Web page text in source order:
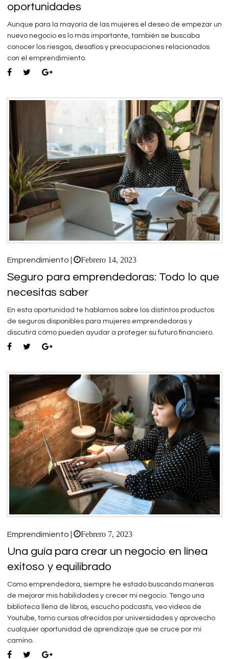
oportunidades
Aunque para la mayoría de las mujeres el deseo de empezar un
nuevo negocio es lo más importante, también se buscaba
conocer los riesgos, desafíos y preocupaciones relacionados
con el emprendimiento.
Emprendimiento | Febrero 14, 2023
Seguro para emprendedoras: Todo lo que
necesitas saber
En esta oportunidad te hablamos sobre los distintos productos
de seguros disponibles para mujeres emprendedoras y
discutirá cómo pueden ayudar a proteger su futuro financiero.
Emprendimiento | Febrero 7, 2023
Una guía para crear un negocio en línea
exitoso y equilibrado
Como emprendedora, siempre he estado buscando maneras
de mejorar mis habilidades y crecer mi negocio. Tengo una
biblioteca llena de libros, escucho podcasts, veo videos de
Youtube, tomo cursos ofrecidos por universidades y aprovecho
cualquier oportunidad de aprendizaje que se cruce por mi
camino.